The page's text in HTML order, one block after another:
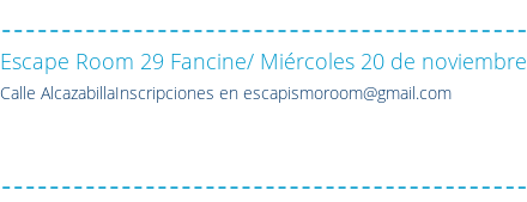
Escape Room 29 Fancine/ Miércoles 20 de noviembre
Calle AlcazabillaInscripciones en escapismoroom@gmail.com